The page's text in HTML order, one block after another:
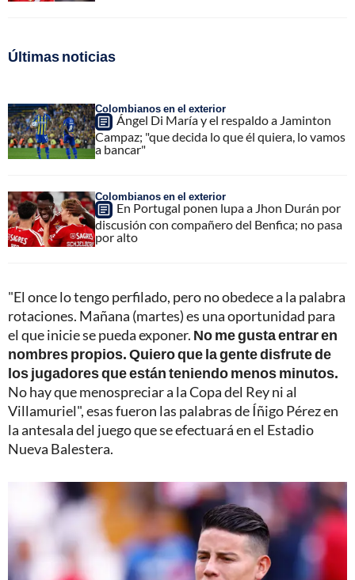
Últimas noticias
Colombianos en el exterior
Ángel Di María y el respaldo a Jaminton
Campaz; "que decida lo que él quiera, lo vamos
a bancar"
Colombianos en el exterior
En Portugal ponen lupa a Jhon Durán por
discusión con compañero del Benfica; no pasa
por alto
"El once lo tengo perfilado, pero no obedece a la palabra
rotaciones. Mañana (martes) es una oportunidad para
el que inicie se pueda exponer. No me gusta entrar en
nombres propios. Quiero que la gente disfrute de
los jugadores que están teniendo menos minutos.
No hay que menospreciar a la Copa del Rey ni al
Villamuriel", esas fueron las palabras de Íñigo Pérez en
la antesala del juego que se efectuará en el Estadio
Nueva Balestera.